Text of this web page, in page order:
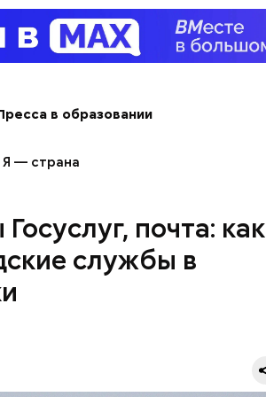
в образовании
— страна
почта: как
службы в
в начале XIX века,